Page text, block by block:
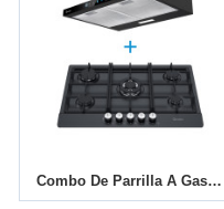
Combo De Parrilla A Gas De 5 Quemadores Y Campana Extractora De 75cm D | Set ODM De Electrodomésticos De Cocina